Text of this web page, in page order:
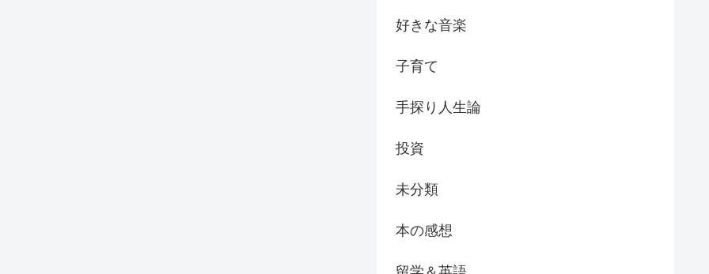
好きな音楽
子育て
手探り人生論
投資
未分類
本の感想